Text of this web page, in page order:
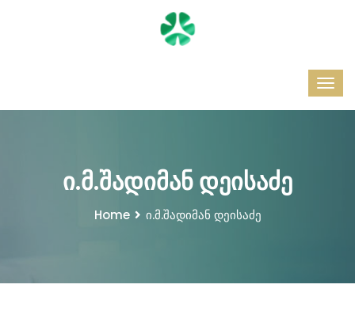
ი.მ.შადიმან დეისაძე
Home ი.მ.შადიმან დეისაძე